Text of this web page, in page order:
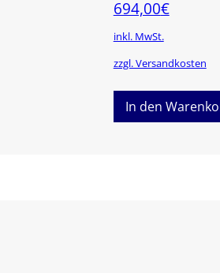
694,00€
inkl. MwSt.
zzgl. Versandkosten
In den